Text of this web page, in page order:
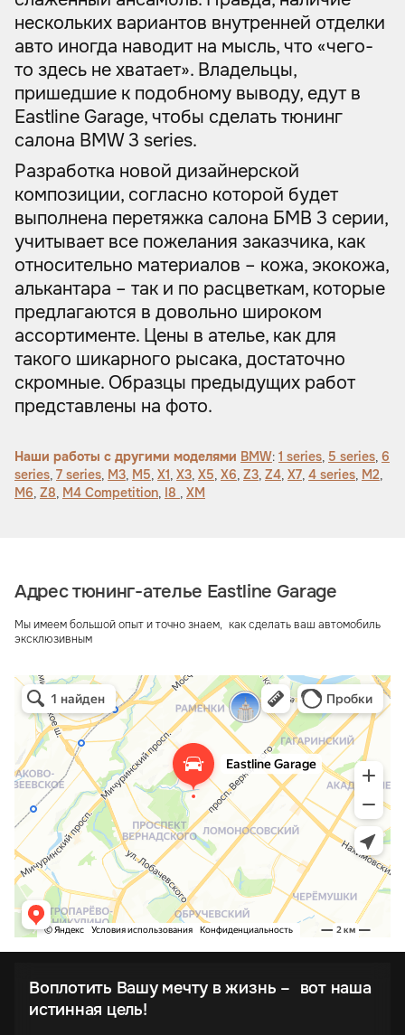
нескольких вариантов внутренней отделки
авто иногда наводит на мысль, что «чего-
то здесь не хватает». Владельцы,
пришедшие к подобному выводу, едут в
Eastline Garage, чтобы сделать тюнинг
салона BMW 3 series.
Разработка новой дизайнерской
композиции, согласно которой будет
выполнена перетяжка салона БМВ 3 серии,
учитывает все пожелания заказчика, как
относительно материалов – кожа, экокожа,
алькантара – так и по расцветкам, которые
предлагаются в довольно широком
ассортименте. Цены в ателье, как для
такого шикарного рысака, достаточно
скромные. Образцы предыдущих работ
представлены на фото.
Наши работы с другими моделями BMW: 1 series, 5 series, 6
series, 7 series, M3, M5, X1, X3, X5, X6, Z3, Z4, X7, 4 series, M2,
M6, Z8, M4 Competition, I8 , XM
Адрес тюнинг-ателье Eastline Garage
Мы имеем большой опыт и точно знаем, как сделать ваш автомобиль
эксклюзивным
Воплотить Вашу мечту в жизнь – вот наша
истинная цель!